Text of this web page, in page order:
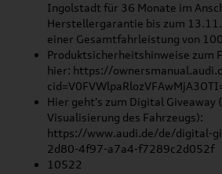
Ingolstadt für 36 Monate im
Herstellergarantie bis zum
einer Gesamtfahrleistung von
Produktsicherheitshinweise zum
hier: https://
Hier geht's zum Digital Giveaway
Visualisierung des Fahrzeugs):
https://www.audi.de/de/digital-
2d80-4f97-a7a4-f7289c2d052f
10522